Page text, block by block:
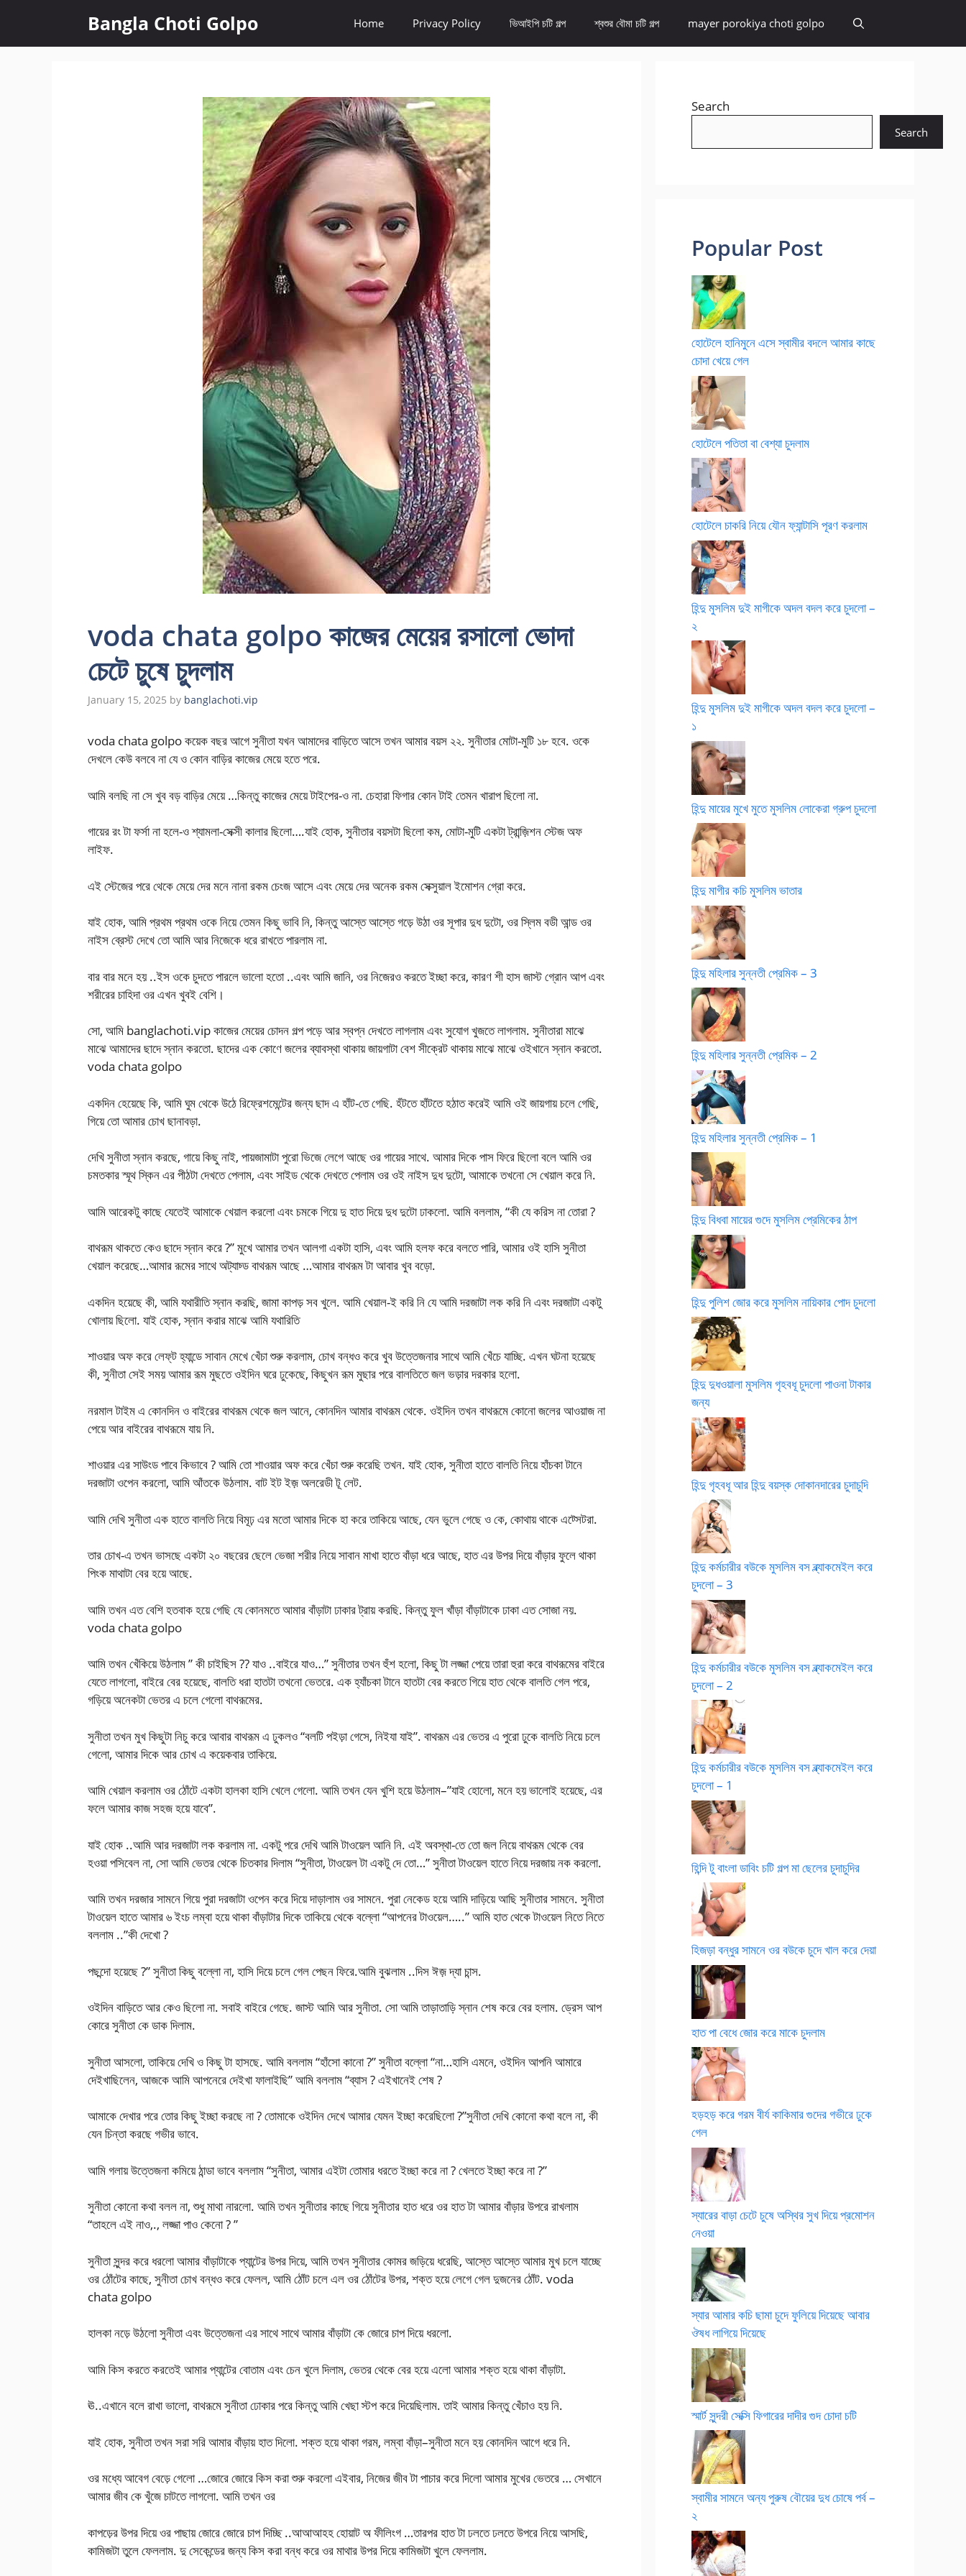
content
Bangla Choti Golpo Home Privacy Policy ভিআইপি চটি গল্প শ্বশুর বৌমা চটি গল্প mayer porokiya choti golpo
voda chata golpo কাজের মেয়ের রসালো ভোদা
চেটে চুষে চুদলাম
January 15, 2025 by banglachoti.vip
voda chata golpo কয়েক বছর আগে সুনীতা যখন আমাদের বাড়িতে আসে তখন আমার বয়স ২২. সুনীতার মোটা-মুটি ১৮ হবে. ওকে
দেখলে কেউ বলবে না যে ও কোন বাড়ির কাজের মেয়ে হতে পরে.
আমি বলছি না সে খুব বড় বাড়ির মেয়ে …কিন্তু কাজের মেয়ে টাইপের-ও না. চেহারা ফিগার কোন টাই তেমন খারাপ ছিলো না.
গায়ের রং টা ফর্সা না হলে-ও শ্যামলা-সেক্সী কালার ছিলো….যাই হোক, সুনীতার বয়সটা ছিলো কম, মোটা-মুটি একটা ট্রান্জ়িশন স্টেজ অফ
লাইফ.
এই স্টেজের পরে থেকে মেয়ে দের মনে নানা রকম চেংজ আসে এবং মেয়ে দের অনেক রকম সেক্সুয়াল ইমোশন গ্রো করে.
যাই হোক, আমি প্রথম প্রথম ওকে নিয়ে তেমন কিছু ভাবি নি, কিন্তু আস্তে আস্তে গড়ে উঠা ওর সূপার দুধ দুটো, ওর স্লিম বডী আন্ড ওর
নাইস ব্রেস্ট দেখে তো আমি আর নিজেকে ধরে রাখতে পারলাম না.
বার বার মনে হয় ..ইস ওকে চুদতে পারলে ভালো হতো ..এবং আমি জানি, ওর নিজেরও করতে ইচ্ছা করে, কারণ শী হাস জাস্ট গ্রোন আপ এবং
শরীরের চাহিদা ওর এখন খুবই বেশি।
সো, আমি banglachoti.vip কাজের মেয়ের চোদন গল্প পড়ে আর স্বপ্ন দেখতে লাগলাম এবং সুযোগ খুজতে লাগলাম. সুনীতারা মাঝে
মাঝে আমাদের ছাদে স্নান করতো. ছাদের এক কোণে জলের ব্যাবস্থা থাকায় জায়গাটা বেশ সীক্রেট থাকায় মাঝে মাঝে ওইখানে স্নান করতো.
voda chata golpo
একদিন হেয়েছে কি, আমি ঘুম থেকে উঠে রিফ্রেশমেন্টের জন্য ছাদ এ হাঁট-তে গেছি. হঁটতে হাঁটতে হঠাত করেই আমি ওই জায়গায় চলে গেছি,
গিয়ে তো আমার চোখ ছানাবড়া.
দেখি সুনীতা স্নান করছে, গায়ে কিছু নাই, পায়জামাটা পুরো ভিজে লেগে আছে ওর গায়ের সাথে. আমার দিকে পাস ফিরে ছিলো বলে আমি ওর
চমতকার স্মূথ স্কিন এর পীঠটা দেখতে পেলাম, এবং সাইড থেকে দেখতে পেলাম ওর ওই নাইস দুধ দুটো, আমাকে তখনো সে খেয়াল করে নি.
আমি আরেকটু কাছে যেতেই আমাকে খেয়াল করলো এবং চমকে গিয়ে দু হাত দিয়ে দুধ দুটো ঢাকলো. আমি বললাম, “কী যে করিস না তোরা ?
বাথরূম থাকতে কেও ছাদে স্নান করে ?” মুখে আমার তখন আলগা একটা হাসি, এবং আমি হলফ করে বলতে পারি, আমার ওই হাসি সুনীতা
খেয়াল করেছে…আমার রূমের সাথে অট্যাচ্ড বাথরূম আছে …আমার বাথরূম টা আবার খুব বড়ো.
একদিন হয়েছে কী, আমি যথারীতি স্নান করছি, জামা কাপড় সব খুলে. আমি খেয়াল-ই করি নি যে আমি দরজাটা লক করি নি এবং দরজাটা একটু
খোলায় ছিলো. যাই হোক, স্নান করার মাঝে আমি যথারিতি
শাওয়ার অফ করে লেফ্‌ট হ্যান্ডে সাবান মেখে খেঁচা শুরু করলাম, চোখ বন্ধও করে খুব উত্তেজনার সাথে আমি খেঁচে যাচ্ছি. এখন ঘটনা হয়েছে
কী, সুনীতা সেই সময় আমার রূম মুছতে ওইদিন ঘরে ঢুকেছে, কিছুখন রূম মুছার পরে বালতিতে জল ভড়ার দরকার হলো.
নরমাল টাইম এ কোনদিন ও বাইরের বাথরূম থেকে জল আনে, কোনদিন আমার বাথরূম থেকে. ওইদিন তখন বাথরূমে কোনো জলের আওয়াজ না
পেয়ে আর বাইরের বাথরূমে যায় নি.
শাওয়ার এর সাউংড পাবে কিভাবে ? আমি তো শাওয়ার অফ করে খেঁচা শুরু করেছি তখন. যাই হোক, সুনীতা হাতে বালতি নিয়ে হাঁচকা টানে
দরজাটা ওপেন করলো, আমি আঁতকে উঠলাম. বাট ইট ইজ় অলরেডী টূ লেট.
আমি দেখি সুনীতা এক হাতে বালতি নিয়ে বিমূঢ় এর মতো আমার দিকে হা করে তাকিয়ে আছে, যেন ভুলে গেছে ও কে, কোথায় থাকে এট্সেটরা.
তার চোখ-এ তখন ভাসছে একটা ২০ বছরের ছেলে ভেজা শরীর নিয়ে সাবান মাখা হাতে বাঁড়া ধরে আছে, হাত এর উপর দিয়ে বাঁড়ার ফুলে থাকা
পিংক মাথাটা বের হয়ে আছে.
আমি তখন এত বেশি হতবাক হয়ে গেছি যে কোনমতে আমার বাঁড়াটা ঢাকার ট্রায় করছি. কিন্তু ফুল খাঁড়া বাঁড়াটাকে ঢাকা এত সোজা নয়.
voda chata golpo
আমি তখন খেঁকিয়ে উঠলাম ” কী চাইছিস ?? যাও ..বাইরে যাও…” সুনীতার তখন হুঁশ হলো, কিছু টা লজ্জা পেয়ে তারা হুরা করে বাথরূমের বাইরে
যেতে লাগলো, বাইরে বের হয়েছে, বালতি ধরা হাতটা তখনো ভেতরে. এক হ্যাঁচকা টানে হাতটা বের করতে গিয়ে হাত থেকে বালতি গেল পরে,
গড়িয়ে অনেকটা ভেতর এ চলে গেলো বাথরূমের.
সুনীতা তখন মুখ কিছুটা নিচু করে আবার বাথরূম এ ঢুকলও “বলটি পইড়া গেসে, নিইযা যাই”. বাথরূম এর ভেতর এ পুরো ঢুকে বালতি নিয়ে চলে
গেলো, আমার দিকে আর চোখ এ কয়েকবার তাকিয়ে.
আমি খেয়াল করলাম ওর ঠোঁটে একটা হালকা হাসি খেলে গেলো. আমি তখন যেন খুশি হয়ে উঠলাম–”যাই হোলো, মনে হয় ভালোই হয়েছে, এর
ফলে আমার কাজ সহজ হয়ে যাবে”.
যাই হোক ..আমি আর দরজাটা লক করলাম না. একটু পরে দেখি আমি টাওয়েল আনি নি. এই অবস্থা-তে তো জল নিয়ে বাথরূম থেকে বের
হওয়া পসিবেল না, সো আমি ভেতর থেকে চিতকার দিলাম “সুনীতা, টাওয়েল টা একটু দে তো…” সুনীতা টাওয়েল হাতে নিয়ে দরজায় নক করলো.
আমি তখন দরজার সামনে গিয়ে পুরা দরজাটা ওপেন করে দিয়ে দাড়ালাম ওর সামনে. পুরা নেকেড হয়ে আমি দাড়িয়ে আছি সুনীতার সামনে. সুনীতা
টাওয়েল হাতে আমার ৬ ইংচ লম্বা হয়ে থাকা বাঁড়াটার দিকে তাকিয়ে থেকে বল্লো “আপনের টাওয়েল…..” আমি হাত থেকে টাওয়েল নিতে নিতে
বললাম ..”কী দেখো ?
পছন্দো হয়েছে ?” সুনীতা কিছু বল্লো না, হাসি দিয়ে চলে গেল পেছন ফিরে.আমি বুঝলাম ..দিস ঈজ় দ্যা চান্স.
ওইদিন বাড়িতে আর কেও ছিলো না. সবাই বাইরে গেছে. জাস্ট আমি আর সুনীতা. সো আমি তাড়াতাড়ি স্নান শেষ করে বের হলাম. ড্রেস আপ
কোরে সুনীতা কে ডাক দিলাম.
সুনীতা আসলো, তাকিয়ে দেখি ও কিছু টা হাসছে. আমি বললাম “হাঁসো কানো ?” সুনীতা বল্লো “না…হাসি এমনে, ওইদিন আপনি আমারে
দেইখাছিলেন, আজকে আমি আপনেরে দেইখা ফালাইছি” আমি বললাম “ব্যাস ? এইখানেই শেষ ?
আমাকে দেখার পরে তোর কিছু ইচ্ছা করছে না ? তোমাকে ওইদিন দেখে আমার যেমন ইচ্ছা করেছিলো ?”সুনীতা দেখি কোনো কথা বলে না, কী
যেন চিন্তা করছে গভীর ভাবে.
আমি গলায় উত্তেজনা কমিয়ে ঠান্ডা ভাবে বললাম “সুনীতা, আমার এইটা তোমার ধরতে ইচ্ছা করে না ? খেলতে ইচ্ছা করে না ?”
সুনীতা কোনো কথা বলল না, শুধু মাথা নারলো. আমি তখন সুনীতার কাছে গিয়ে সুনীতার হাত ধরে ওর হাত টা আমার বাঁড়ার উপরে রাখলাম
“তাহলে এই নাও,., লজ্জা পাও কেনো ? ”
সুনীতা সুন্দর করে ধরলো আমার বাঁড়াটাকে প্যান্টের উপর দিয়ে, আমি তখন সুনীতার কোমর জড়িয়ে ধরেছি, আস্তে আস্তে আমার মুখ চলে যাচ্ছে
ওর ঠোঁটের কাছে, সুনীতা চোখ বন্ধও করে ফেলল, আমি ঠোঁট চলে এল ওর ঠোঁটের উপর, শক্ত হয়ে লেগে গেল দুজনের ঠোঁট. voda
chata golpo
হালকা নড়ে উঠলো সুনীতা এবং উত্তেজনা এর সাথে সাথে আমার বাঁড়াটা কে জোরে চাপ দিয়ে ধরলো.
আমি কিস করতে করতেই আমার প্যান্টের বোতাম এবং চেন খুলে দিলাম, ভেতর থেকে বের হয়ে এলো আমার শক্ত হয়ে থাকা বাঁড়াটা.
ঊ..এখানে বলে রাখা ভালো, বাথরূমে সুনীতা ঢোকার পরে কিন্তু আমি খেছা স্টপ করে দিয়েছিলাম. তাই আমার কিন্তু খেঁচাও হয় নি.
যাই হোক, সুনীতা তখন সরা সরি আমার বাঁড়ায় হাত দিলো. শক্ত হয়ে থাকা গরম, লম্বা বাঁড়া–সুনীতা মনে হয় কোনদিন আগে ধরে নি.
ওর মধ্যে আবেগ বেড়ে গেলো …জোরে জোরে কিস করা শুরু করলো এইবার, নিজের জীব টা পাচার করে দিলো আমার মুখের ভেতরে … সেখানে
আমার জীব কে খুঁজে চাটতে লাগলো. আমি তখন ওর
কাপড়ের উপর দিয়ে ওর পাছায় জোরে জোরে চাপ দিচ্ছি ..আআআহহ হোয়াট অ ফীলিংগ …তারপর হাত টা ঢলতে ঢলতে উপরে নিয়ে আসছি,
কামিজটা তুলে ফেললাম. দু সেকেন্ডের জন্য কিস করা বন্ধ করে ওর মাথার উপর দিয়ে কামিজটা খুলে ফেললাম.
Search
Search
Popular Post
হোটেলে হানিমুনে এসে স্বামীর বদলে আমার কাছে
চোদা খেয়ে গেল
হোটেলে পতিতা বা বেশ্যা চুদলাম
হোটেলে চাকরি নিয়ে যৌন ফ্যান্টাসি পূরণ করলাম
হিন্দু মুসলিম দুই মাগীকে অদল বদল করে চুদলো –
২
হিন্দু মুসলিম দুই মাগীকে অদল বদল করে চুদলো –
১
হিন্দু মায়ের মুখে মুতে মুসলিম লোকেরা গ্রুপ চুদলো
হিন্দু মাগীর কচি মুসলিম ভাতার
হিন্দু মহিলার সুন্নতী প্রেমিক – 3
হিন্দু মহিলার সুন্নতী প্রেমিক – 2
হিন্দু মহিলার সুন্নতী প্রেমিক – 1
হিন্দু বিধবা মায়ের গুদে মুসলিম প্রেমিকের ঠাপ
হিন্দু পুলিশ জোর করে মুসলিম নায়িকার পোদ চুদলো
হিন্দু দুধওয়ালা মুসলিম গৃহবধূ চুদলো পাওনা টাকার
জন্য
হিন্দু গৃহবধূ আর হিন্দু বয়স্ক দোকানদারের চুদাচুদি
হিন্দু কর্মচারীর বউকে মুসলিম বস ব্ল্যাকমেইল করে
চুদলো – 3
হিন্দু কর্মচারীর বউকে মুসলিম বস ব্ল্যাকমেইল করে
চুদলো – 2
হিন্দু কর্মচারীর বউকে মুসলিম বস ব্ল্যাকমেইল করে
চুদলো – 1
হিন্দি টু বাংলা ডাবিং চটি গল্প মা ছেলের চুদাচুদির
হিজড়া বন্ধুর সামনে ওর বউকে চুদে খাল করে দেয়া
হাত পা বেধে জোর করে মাকে চুদলাম
হড়হড় করে গরম বীর্য কাকিমার গুদের গভীরে ঢুকে
গেল
স্যারের বাড়া চেটে চুষে অস্থির সুখ দিয়ে প্রমোশন
নেওয়া
স্যার আমার কচি ছামা চুদে ফুলিয়ে দিয়েছে আবার
ঔষধ লাগিয়ে দিয়েছে
স্মার্ট সুন্দরী সেক্সি ফিগারের দাদীর গুদ চোদা চটি
স্বামীর সামনে অন্য পুরুষ বৌয়ের দুধ চোষে পর্ব –
২